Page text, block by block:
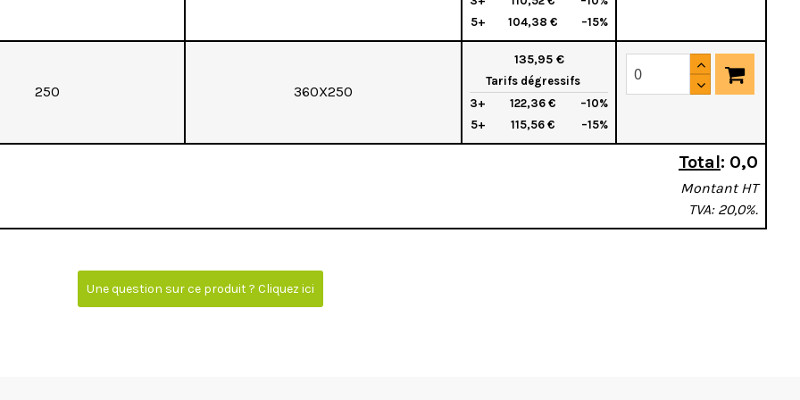
5+
104,38 € –15%
250 360X250
135,95 €
Tarifs dégressifs
3+
122,36 €
–10%
5+
115,56 € –15%
Total: 0,0
Montant HT
TVA: 20,0%.
Une question sur ce produit ? Cliquez ici